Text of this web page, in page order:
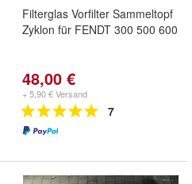
Filterglas Vorfilter Sammeltopf
Zyklon für FENDT 300 500 600
48,00 €
+ 5,90 € Versand
7